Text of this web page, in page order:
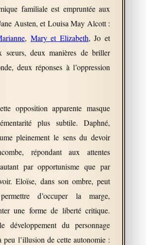
familiale est empruntée aux
Austen, et Louisa May Alcott :
, Mary et Elizabeth, Jo et
sœurs, deux manières de briller
deux réponses à l’oppression
opposition apparente masque
plus subtile. Daphné,
pleinement le sens du devoir
répondant aux attentes
par opportunisme que par
Eloïse, dans son ombre, peut
d’occuper la marge,
une forme de liberté critique.
développement du personnage
peu l’illusion de cette autonomie :